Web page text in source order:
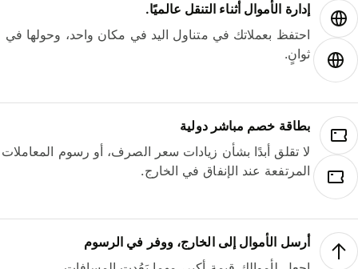
إدارة الأموال أثناء التنقل عالميًا.
احتفظ بعملاتك في متناول اليد في مكان واحد، وحولها في
ثوانٍ.
بطاقة خصم مباشر دولية
لا تقلق أبدًا بشأن زيادات سعر الصرف، أو رسوم المعاملات
المرتفعة عند الإنفاق في الخارج.
أرسل الأموال إلى الخارج، ووفر في الرسوم